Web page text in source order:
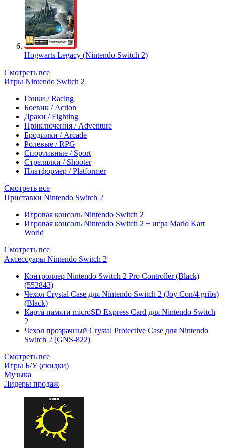
Hogwarts Legacy (Nintendo Switch 2)
Смотреть все
Игры Nintendo Switch 2
Гонки / Racing
Боевик / Action
Драки / Fighting
Приключения / Adventure
Бродилки / Arcade
Ролевые / RPG
Спортивные / Sport
Стрелялки / Shooter
Платформер / Platformer
Смотреть все
Приставки Nintendo Switch 2
Игровая консоль Nintendo Switch 2
Игровая консоль Nintendo Switch 2 + игра Mario Kart
World
Смотреть все
Аксессуары Nintendo Switch 2
Контроллер Nintendo Switch 2 Pro Controller (Black)
(552843)
Чехол Сrystal Сase для Nintendo Switch 2 (Joy Con/4 gribs)
(Black)
Карта памяти microSD Express Card для Nintendo Switch
2
Чехол прозрачный Crystal Protective Case для Nintendo
Switch 2 (GNS-822)
Смотреть все
Игры Б/У (скидки)
Музыка
Лидеры продаж